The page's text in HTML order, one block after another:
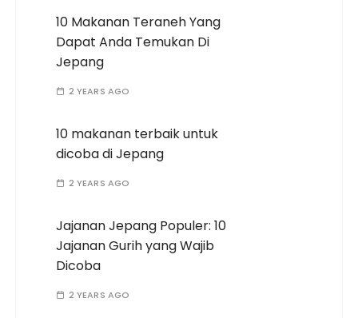
10 Makanan Teraneh Yang
Dapat Anda Temukan Di
Jepang
2 YEARS AGO
10 makanan terbaik untuk
dicoba di Jepang
2 YEARS AGO
Jajanan Jepang Populer: 10
Jajanan Gurih yang Wajib
Dicoba
2 YEARS AGO